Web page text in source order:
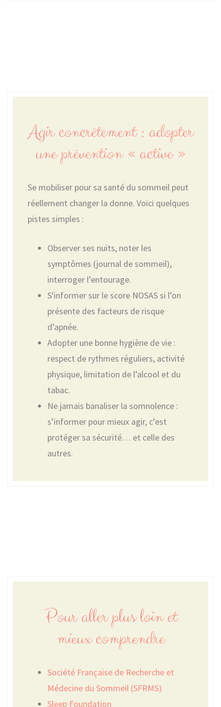
Agir concrètement : adopter
une prévention « active »
Se mobiliser pour sa santé du sommeil peut
réellement changer la donne. Voici quelques
pistes simples :
Observer ses nuits, noter les
symptômes (journal de sommeil),
interroger l’entourage.
S'informer sur le score NOSAS si l’on
présente des facteurs de risque
d’apnée.
Adopter une bonne hygiène de vie :
respect de rythmes réguliers, activité
physique, limitation de l’alcool et du
tabac.
Ne jamais banaliser la somnolence :
s’informer pour mieux agir, c’est
protéger sa sécurité… et celle des
autres.
Pour aller plus loin et
mieux comprendre
Société Française de Recherche et
Médecine du Sommeil (SFRMS)
Sleep Foundation